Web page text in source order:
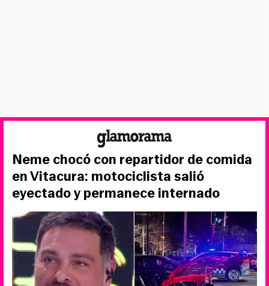
Neme chocó con repartidor de comida
en Vitacura: motociclista salió
eyectado y permanece internado